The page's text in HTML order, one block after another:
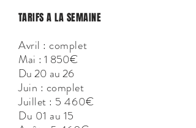
TARIFS A LA SEMAINE
Avril : complet
Mai : 1 850€
Du 20 au 26
Juin : complet
Juillet : 5 460€
Du 01 au 15